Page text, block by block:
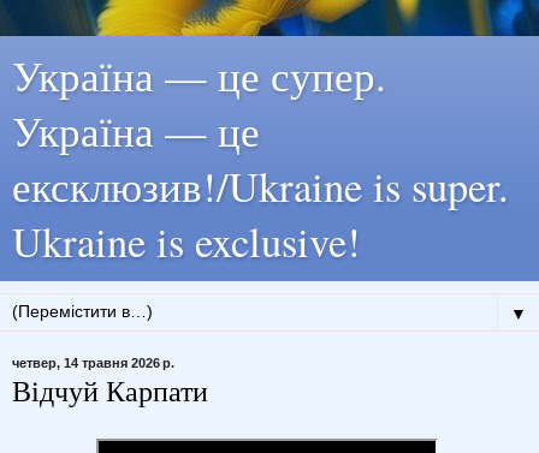
Україна — це супер.
Україна — це
ексклюзив!/Ukraine is super.
Ukraine is exclusive!
▼
четвер, 14 травня 2026 р.
Відчуй Карпати